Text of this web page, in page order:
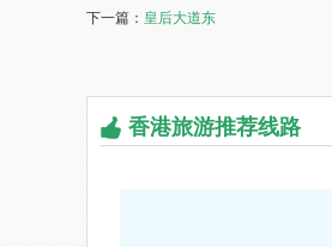
下一篇： 皇后大道东
香港旅游推荐线路